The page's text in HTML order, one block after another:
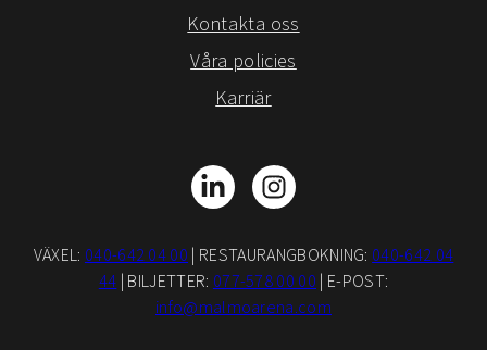
Kontakta oss
Våra policies
Karriär
LinkedInInstagram
VÄXEL: 040-642 04 00 | RESTAURANGBOKNING: 040-642 04
44 | BILJETTER: 077-578 00 00 | E-POST:
info@malmoarena.com